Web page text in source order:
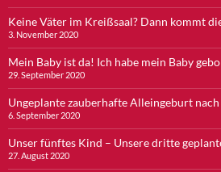
Keine Väter im Kreißsaal? Dann kommt
3. November 2020
Mein Baby ist da! Ich habe mein Baby
29. September 2020
Ungeplante zauberhafte Alleingeburt nach
6. September 2020
Unser fünftes Kind – Unsere dritte
27. August 2020